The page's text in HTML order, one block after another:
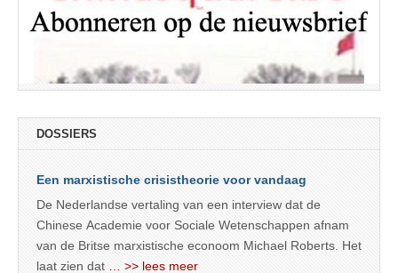
DOSSIERS
Een marxistische crisistheorie voor vandaag
De Nederlandse vertaling van een interview dat de
Chinese Academie voor Sociale Wetenschappen afnam
van de Britse marxistische econoom Michael Roberts. Het
laat zien dat
… >> lees meer